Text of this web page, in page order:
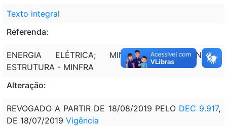
Texto integral
Referenda:
ENERGIA ELÉTRICA; MINISTÉRIO DA INFRA-
ESTRUTURA - MINFRA
Alteração:
REVOGADO A PARTIR DE 18/08/2019 PELO DEC 9.917,
DE 18/07/2019 Vigência